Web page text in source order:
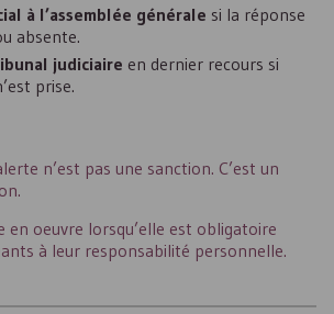
à l’assemblée générale si la réponse
absente.
judiciaire en dernier recours si
prise.
n’est pas une sanction. C’est un
en oeuvre lorsqu’elle est obligatoire
à leur responsabilité personnelle.